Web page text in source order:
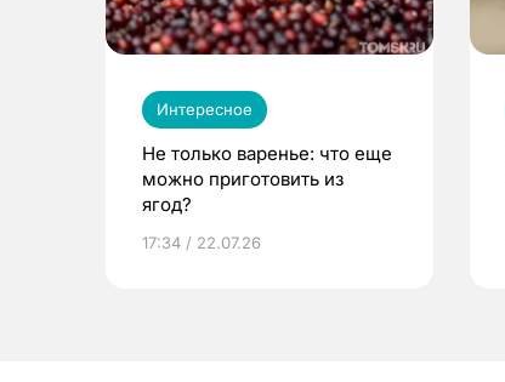
Интересное
Не только варенье: что еще
можно приготовить из
ягод?
17:34 / 22.07.26